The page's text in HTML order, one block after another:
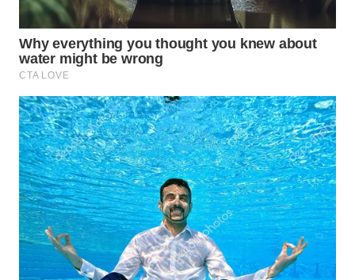
PAKPAK
WN
KARAWANG
WN
BEKASI
WN
BOGOR
WN
DEPOK